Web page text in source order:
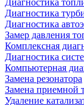
Диагностика
Диагностика
Замер давления
Комплексная
Диагностика
Компьютерная
Замена резонатора
Замена приемной
Удаление